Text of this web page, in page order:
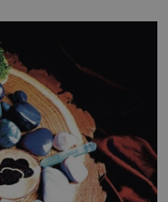
hlavně klid. Hned po